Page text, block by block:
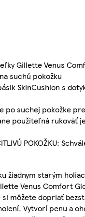
Gillette Venus
suchú pokožku
SkinCushion s
po suchej pokožke
použiteľná
POKOŽKU:
žiadnym starým
Venus Comfort
si môžete dopriať
Vytvorí penu a